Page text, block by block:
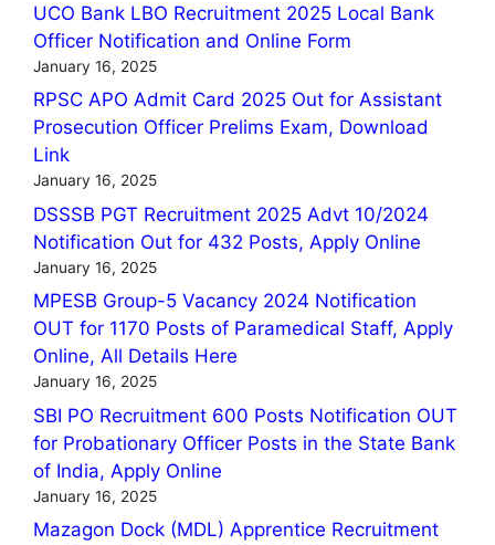
UCO Bank LBO Recruitment 2025 Local Bank
Officer Notification and Online Form
January 16, 2025
RPSC APO Admit Card 2025 Out for Assistant
Prosecution Officer Prelims Exam, Download
Link
January 16, 2025
DSSSB PGT Recruitment 2025 Advt 10/2024
Notification Out for 432 Posts, Apply Online
January 16, 2025
MPESB Group-5 Vacancy 2024 Notification
OUT for 1170 Posts of Paramedical Staff, Apply
Online, All Details Here
January 16, 2025
SBI PO Recruitment 600 Posts Notification OUT
for Probationary Officer Posts in the State Bank
of India, Apply Online
January 16, 2025
Mazagon Dock (MDL) Apprentice Recruitment